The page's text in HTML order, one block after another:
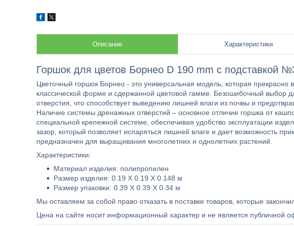
Описание Характеристики
Горшок для цветов Борнео D 190 mm с подставкой
Цветочный горшок Борнео - это универсальная модель, которая прекрасно
классической форме и сдержанной цветовой гамме. Безошибочный выбор
отверстия, что способствует выведению лишней влаги из почвы и
Наличие системы дренажных отверстий – основное отличие горшка от
специальной крепежной системе, обеспечивая удобство эксплуатации
зазор, который позволяет испаряться лишней влаге и дает возможность
предназначен для выращивания многолетних и однолетних растений.
Характеристики:
Материал изделия: полипропилен
Размер изделия: 0.19 X 0.19 X 0.148 м
Размер упаковки: 0.39 X 0.39 X 0.34 м
Мы оставляем за собой право отказать в поставке товаров, которые
Цена на сайте носит информационный характер и не является публичной